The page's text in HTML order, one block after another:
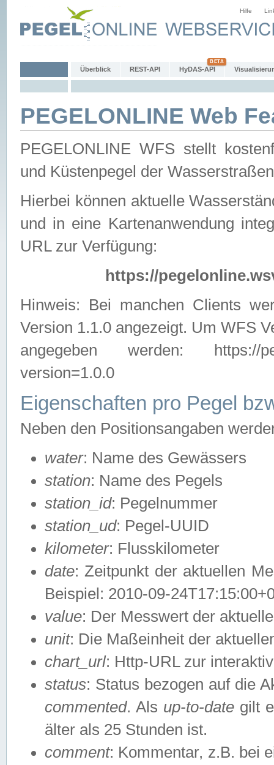
Hilfe
Überblick REST-API HyDAS-API
PEGELONLINE Web
PEGELONLINE WFS stellt
und Küstenpegel der
Hierbei können aktuelle
und in eine Kartenanwendung
URL zur Verfügung:
https://
Hinweis: Bei manchen Clients
Version 1.1.0 angezeigt. Um WFS
angegeben werden: https://
version=1.0.0
Eigenschaften pro Pegel
Neben den Positionsangaben
water: Name des Gewässers
station: Name des Pegels
station_id: Pegelnummer
station_ud: Pegel-UUID
kilometer: Flusskilometer
date: Zeitpunkt der aktuellen
Beispiel: 2010-09-
value: Der Messwert der
unit: Die Maßeinheit der
chart_url: Http-URL zur
status: Status bezogen auf die
commented. Als up-to-date gilt
älter als 25 Stunden ist.
comment: Kommentar, z.B. bei